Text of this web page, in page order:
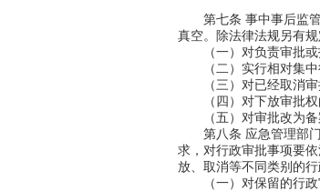
第七条 事中事后监管
真空。除法律法规另有
（一）对负责审批或
（二）实行相对集中
（三）对已经取消审
（四）对下放审批权
（五）对审批改为备
第八条 应急管理部门
求，对行政审批事项要
放、取消等不同类别的
（一）对保留的行政